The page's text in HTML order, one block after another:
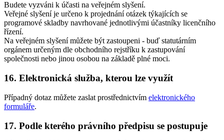
Budete vyzváni k účasti na veřejném slyšení.
Veřejné slyšení je určeno k projednání otázek týkajících se
programové skladby navrhované jednotlivými účastníky licenčního
řízení.
Na veřejném slyšení můžete být zastoupeni - buď statutárním
orgánem určeným dle obchodního rejstříku k zastupování
společnosti nebo jinou osobou na základě plné moci.
16. Elektronická služba, kterou lze využít
Případný dotaz můžete zaslat prostřednictvím elektronického
formuláře.
17. Podle kterého právního předpisu se postupuje